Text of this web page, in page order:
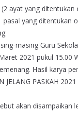
ayat yang ditentukan
pasal yang ditentukan
masing Guru
2021 pukul 15.00
Hasil karya
JELANG PASKAH
akan disampaikan